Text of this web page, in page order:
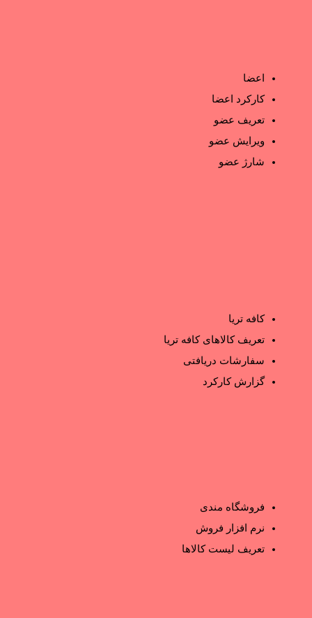
اعضا
کارکرد اعضا
تعریف عضو
ویرایش عضو
شارژ عضو
کافه تریا
تعریف کالاهای کافه تریا
سفارشات دریافتی
گزارش کارکرد
فروشگاه مندی
نرم افزار فروش
تعریف لیست کالاها